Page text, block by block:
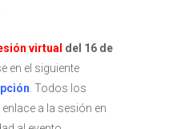
virtual del 16 de
en el siguiente
. Todos los
a la sesión en